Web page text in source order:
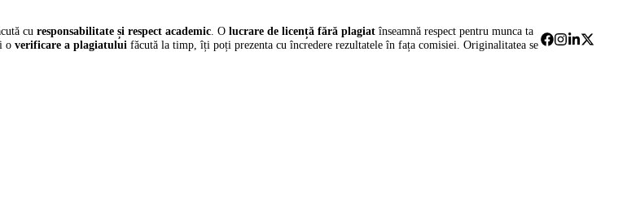
curesponsabilitate și respect academic. Olucrare de licență fără plagiatînseamnă respect pentru munca ta
overificare a plagiatului făcută la timp, îți poți prezenta cu încredere rezultatele în fața comisiei. Originalitatea se